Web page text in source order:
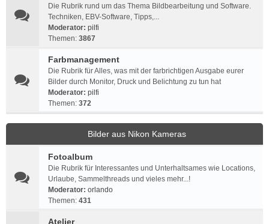
Die Rubrik rund um das Thema Bildbearbeitung und Software.
Techniken, EBV-Software, Tipps,...
Moderator: pilfi
Themen: 3867
Farbmanagement
Die Rubrik für Alles, was mit der farbrichtigen Ausgabe eurer
Bilder durch Monitor, Druck und Belichtung zu tun hat
Moderator: pilfi
Themen: 372
Bilder aus Nikon Kameras
Fotoalbum
Die Rubrik für Interessantes und Unterhaltsames wie Locations,
Urlaube, Sammelthreads und vieles mehr...!
Moderator: orlando
Themen: 431
Atelier